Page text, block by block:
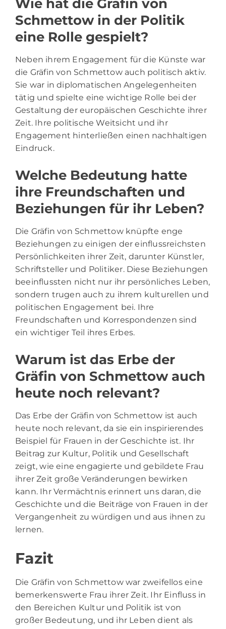
Wie hat die Gräfin von
Schmettow in der Politik
eine Rolle gespielt?
Neben ihrem Engagement für die Künste war
die Gräfin von Schmettow auch politisch aktiv.
Sie war in diplomatischen Angelegenheiten
tätig und spielte eine wichtige Rolle bei der
Gestaltung der europäischen Geschichte ihrer
Zeit. Ihre politische Weitsicht und ihr
Engagement hinterließen einen nachhaltigen
Eindruck.
Welche Bedeutung hatte
ihre Freundschaften und
Beziehungen für ihr Leben?
Die Gräfin von Schmettow knüpfte enge
Beziehungen zu einigen der einflussreichsten
Persönlichkeiten ihrer Zeit, darunter Künstler,
Schriftsteller und Politiker. Diese Beziehungen
beeinflussten nicht nur ihr persönliches Leben,
sondern trugen auch zu ihrem kulturellen und
politischen Engagement bei. Ihre
Freundschaften und Korrespondenzen sind
ein wichtiger Teil ihres Erbes.
Warum ist das Erbe der
Gräfin von Schmettow auch
heute noch relevant?
Das Erbe der Gräfin von Schmettow ist auch
heute noch relevant, da sie ein inspirierendes
Beispiel für Frauen in der Geschichte ist. Ihr
Beitrag zur Kultur, Politik und Gesellschaft
zeigt, wie eine engagierte und gebildete Frau
ihrer Zeit große Veränderungen bewirken
kann. Ihr Vermächtnis erinnert uns daran, die
Geschichte und die Beiträge von Frauen in der
Vergangenheit zu würdigen und aus ihnen zu
lernen.
Fazit
Die Gräfin von Schmettow war zweifellos eine
bemerkenswerte Frau ihrer Zeit. Ihr Einfluss in
den Bereichen Kultur und Politik ist von
großer Bedeutung, und ihr Leben dient als